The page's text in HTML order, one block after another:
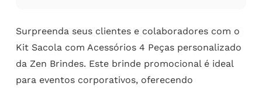
Surpreenda seus clientes e colaboradores com o
Kit Sacola com Acessórios 4 Peças personalizado
da Zen Brindes. Este brinde promocional é ideal
para eventos corporativos, oferecendo